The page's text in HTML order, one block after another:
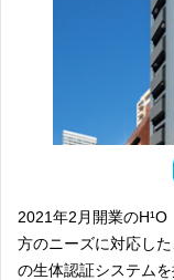
2021年2月開業のH¹O
方のニーズに対応し
の生体認証システム